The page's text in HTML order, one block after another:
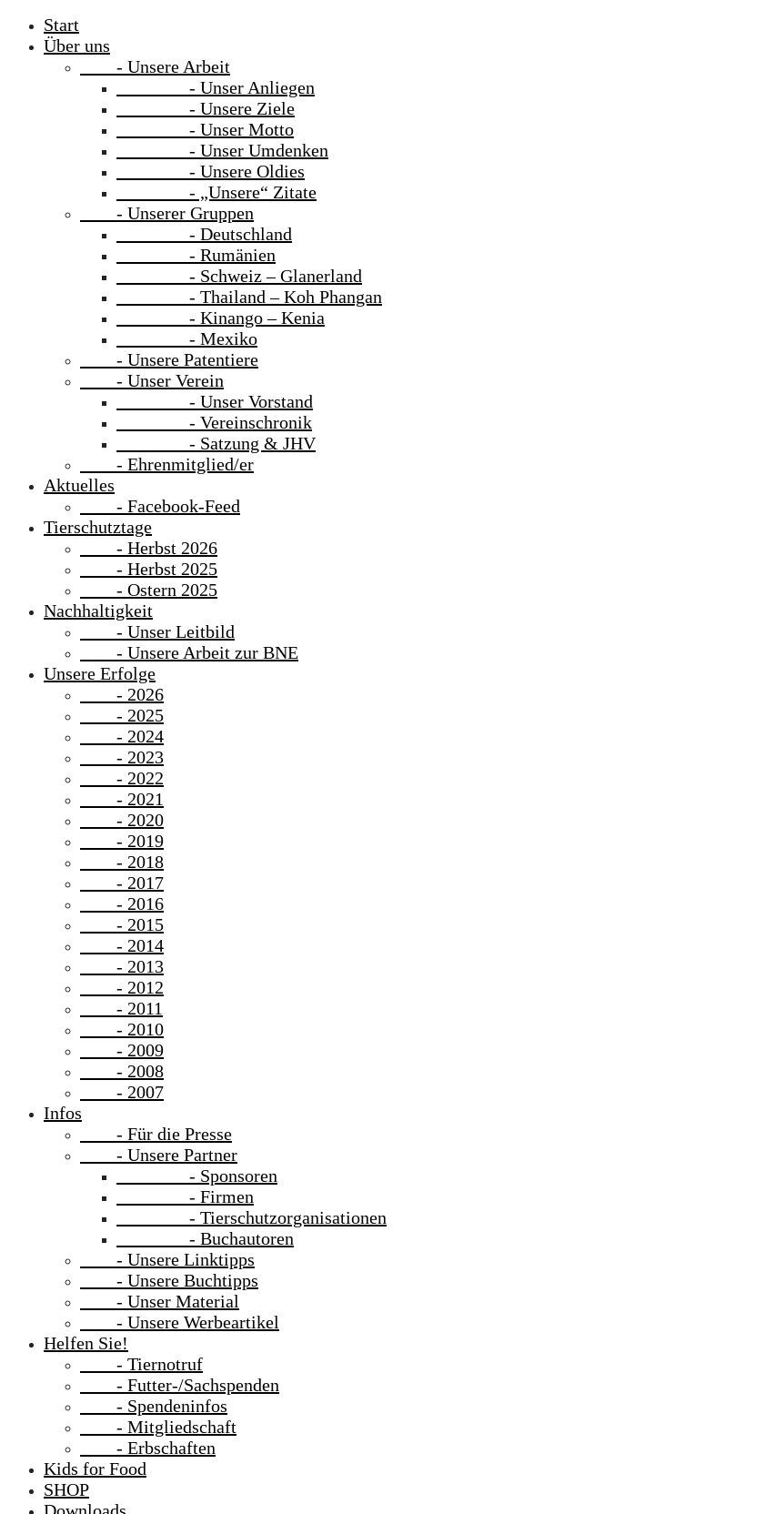
Start
Über uns
- Unsere Arbeit
- Unser Anliegen
- Unsere Ziele
- Unser Motto
- Unser Umdenken
- Unsere Oldies
- „Unsere“ Zitate
- Unserer Gruppen
- Deutschland
- Rumänien
- Schweiz – Glanerland
- Thailand – Koh Phangan
- Kinango – Kenia
- Mexiko
- Unsere Patentiere
- Unser Verein
- Unser Vorstand
- Vereinschronik
- Satzung & JHV
- Ehrenmitglied/er
Aktuelles
- Facebook-Feed
Tierschutztage
- Herbst 2026
- Herbst 2025
- Ostern 2025
Nachhaltigkeit
- Unser Leitbild
- Unsere Arbeit zur BNE
Unsere Erfolge
- 2026
- 2025
- 2024
- 2023
- 2022
- 2021
- 2020
- 2019
- 2018
- 2017
- 2016
- 2015
- 2014
- 2013
- 2012
- 2011
- 2010
- 2009
- 2008
- 2007
Infos
- Für die Presse
- Unsere Partner
- Sponsoren
- Firmen
- Tierschutzorganisationen
- Buchautoren
- Unsere Linktipps
- Unsere Buchtipps
- Unser Material
- Unsere Werbeartikel
Helfen Sie!
- Tiernotruf
- Futter-/Sachspenden
- Spendeninfos
- Mitgliedschaft
- Erbschaften
Kids for Food
SHOP